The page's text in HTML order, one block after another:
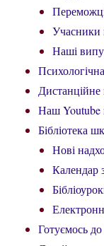
Учасники
Наші
Дистанційне
Наш Youtube
Бібліотека
Нові
Календар
Готуємось